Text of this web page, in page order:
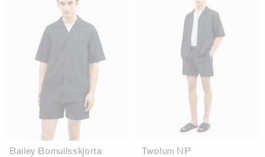
Bailey Bomullsskjorta
Twolum NP